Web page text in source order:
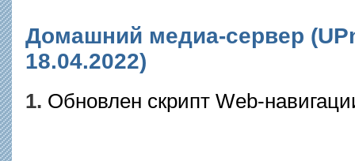
Домашний медиа-сервер
18.04.2022)
1. Обновлен скрипт Web-